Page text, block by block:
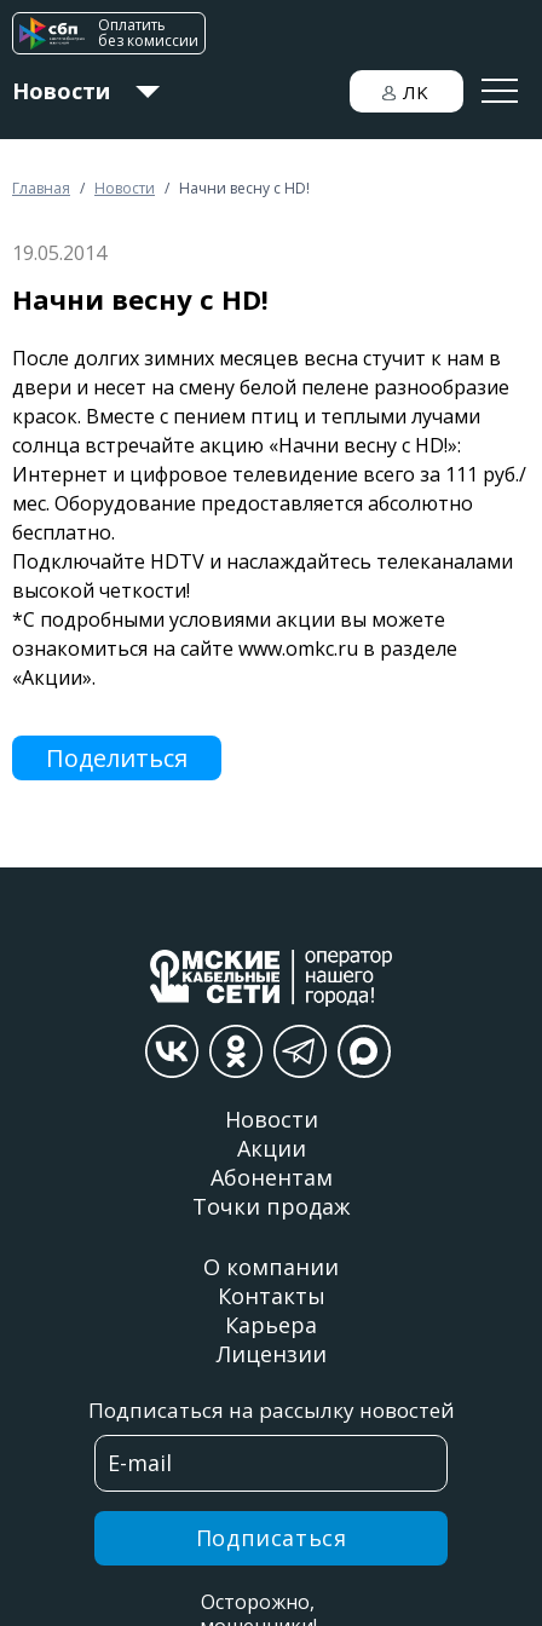
Оплатить
без комиссии
Для дома
Для бизнеса
Новости ЛK
Главная / Новости / Начни весну с HD!
19.05.2014
Начни весну с HD!
После долгих зимних месяцев весна стучит к нам в
двери и несет на смену белой пелене разнообразие
красок. Вместе с пением птиц и теплыми лучами
солнца встречайте акцию «Начни весну с HD!»:
Интернет и цифровое телевидение всего за 111 руб./
мес. Оборудование предоставляется абсолютно
бесплатно.
Подключайте HDTV и наслаждайтесь телеканалами
высокой четкости!
*С подробными условиями акции вы можете
ознакомиться на сайте www.omkc.ru в разделе
«Акции».
Поделиться
Новости
Акции
Абонентам
Точки продаж
О компании
Контакты
Карьера
Лицензии
Подписаться на рассылку новостей
Подписаться
Осторожно,